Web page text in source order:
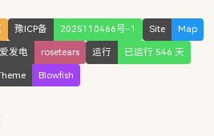
豫ICP备 2025110466号-1 Site Map
爱发电 rosetears 运行 已运行 546 天
Blowfish